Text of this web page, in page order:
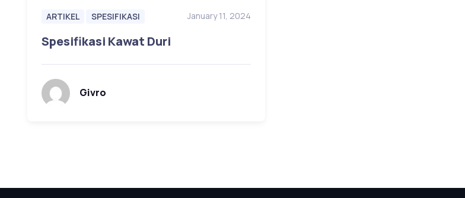
ARTIKEL SPESIFIKASI January 11, 2024
Spesifikasi Kawat Duri
Givro